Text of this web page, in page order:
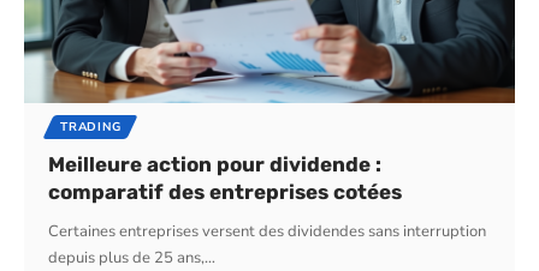
TRADING
Meilleure action pour dividende :
comparatif des entreprises cotées
Certaines entreprises versent des dividendes sans interruption
depuis plus de 25 ans,…